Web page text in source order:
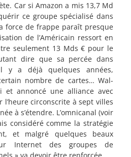
Car si Amazon a mis 13,7 Md
ce groupe spécialisé dans
force de frappe paraît presque
de l’Américain ressort en
seulement 13 Mds € pour le
dire que sa percée dans
y a déjà quelques années,
nombre de cartes… Wal-
et annoncé une alliance avec
l’heure circonscrite à sept villes
à s’étendre. L’omnicanal (voir
considéré comme la stratégie
et malgré quelques beaux
Internet des groupes de